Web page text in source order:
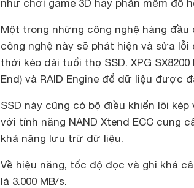
như chơi game 3D hay phần mềm đồ
Một trong những công nghệ hàng đầu
công nghệ này sẽ phát hiện và sửa
thời kéo dài tuổi thọ SSD. XPG
End) và RAID Engine để dữ liệu được
SSD này cũng có bộ điều khiển lõi
với tính năng NAND Xtend ECC cung
khả năng lưu trữ dữ liệu.
Về hiệu năng, tốc độ đọc và ghi khá
là 3.000 MB/s.